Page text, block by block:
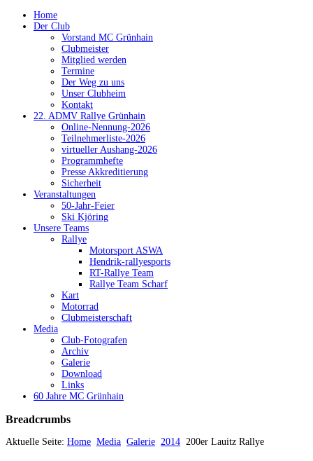
Home
Der Club
Vorstand MC Grünhain
Clubmeister
Mitglied werden
Termine
Der Weg zu uns
Unser Clubheim
Kontakt
22. ADMV Rallye Grünhain
Online-Nennung-2026
Teilnehmerliste-2026
virtueller Aushang-2026
Programmhefte
Presse Akkreditierung
Sicherheit
Veranstaltungen
50-Jahr-Feier
Ski Kjöring
Unsere Teams
Rallye
Motorsport ASWA
Hendrik-rallyesports
RT-Rallye Team
Rallye Team Scharf
Kart
Motorrad
Clubmeisterschaft
Media
Club-Fotografen
Archiv
Galerie
Download
Links
60 Jahre MC Grünhain
Breadcrumbs
Aktuelle Seite: Home Media Galerie 2014 200er Lauitz Rallye